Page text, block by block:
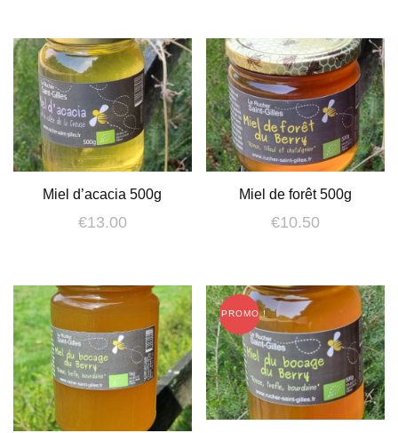
Miel d’acacia 500g
€13.00
Miel de forêt 500g
€10.50
PROMO !